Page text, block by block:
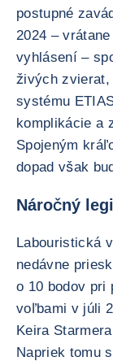
postupné
2024 –
vyhlásení –
živých zvierat,
systému
komplikácie a
Spojeným
dopad však
Náročný
Labouristická
nedávne
o 10 bodov pri
voľbami v júli
Keira
Napriek tomu